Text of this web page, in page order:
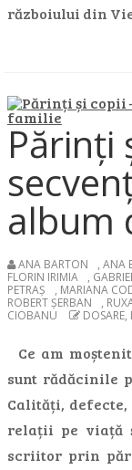
războiului din
Părinți
album
ANA BARTON , ANA
FLORIN IRIMIA
,
PETRAȘ
, MARIANA
ROBERT ȘERBAN
,
CIOBANU
DOSARE,
Ce am
sunt rădăcinile
Calități,
relații pe viață
scriitor prin